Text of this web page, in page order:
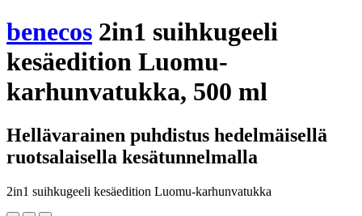
benecos 2in1 suihkugeeli
kesäedition Luomu-
karhunvatukka, 500 ml
Hellävarainen puhdistus hedelmäisellä
ruotsalaisella kesätunnelmalla
2in1 suihkugeeli kesäedition Luomu-karhunvatukka